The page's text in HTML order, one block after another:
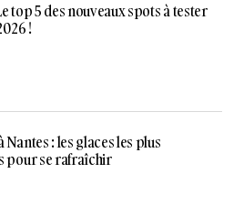
top 5 des nouveaux spots à tester
!
Nantes : les glaces les plus
pour se rafraîchir